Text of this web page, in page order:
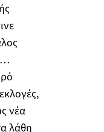
νέα
λάθη